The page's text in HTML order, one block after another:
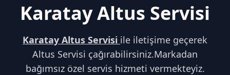
Karatay Altus Servisi
Karatay Altus Servisi ile iletişime geçerek
Altus Servisi çağırabilirsiniz.Markadan
bağımsız özel servis hizmeti vermekteyiz.